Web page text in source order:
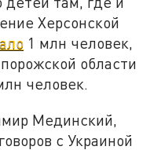
Херсонской
1 млн человек,
области
человек.
Мединский,
с Украиной